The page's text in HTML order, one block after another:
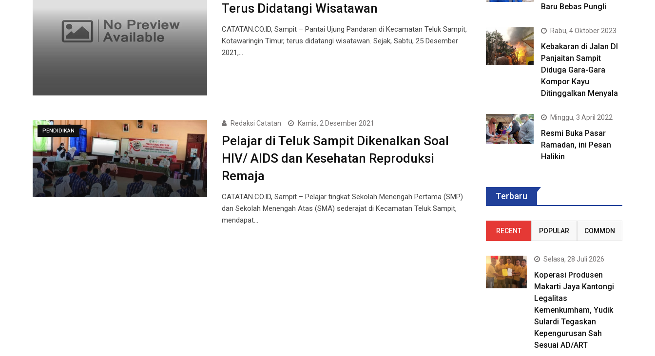
Terus Didatangi Wisatawan
CATATAN.CO.ID, Sampit – Pantai Ujung Pandaran di Kecamatan Teluk Sampit,
Kotawaringin Timur, terus didatangi wisatawan. Sejak, Sabtu, 25 Desember
2021,…
PENDIDIKAN
Redaksi Catatan Kamis, 2 Desember 2021
Pelajar di Teluk Sampit Dikenalkan Soal
HIV/ AIDS dan Kesehatan Reproduksi
Remaja
CATATAN.CO.ID, Sampit – Pelajar tingkat Sekolah Menengah Pertama (SMP)
dan Sekolah Menengah Atas (SMA) sederajat di Kecamatan Teluk Sampit,
mendapat…
Baru Bebas Pungli
Rabu, 4 Oktober 2023
Kebakaran di Jalan DI
Panjaitan Sampit
Diduga Gara-Gara
Kompor Kayu
Ditinggalkan Menyala
Minggu, 3 April 2022
Resmi Buka Pasar
Ramadan, ini Pesan
Halikin
Terbaru
RECENT POPULAR COMMON
Selasa, 28 Juli 2026
Koperasi Produsen
Makarti Jaya Kantongi
Legalitas
Kemenkumham, Yudik
Sulardi Tegaskan
Kepengurusan Sah
Sesuai AD/ART